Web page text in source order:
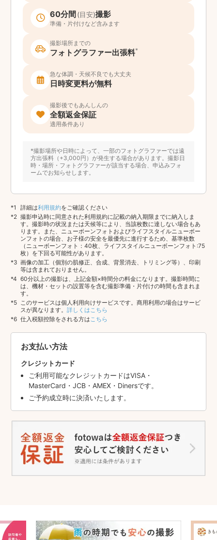
60分間 (目安)撮影
準備・片付けなど含みます
撮影場所までの
フォトグラファー出張料*
急な体調・天候不良でも大丈夫
日時変更料が無料
撮影後でもあんしんの
全額返金保証
適用条件あり
*撮影場所や日時によって、一部のフォトグラファーでは遠
方出張料（+3,000円）が発生する場合があります。撮影日
時・場所・フォトグラファーが該当する場合、申込みフォ
ームでお知らせします。
詳細は利用規約をご確認ください
撮影申込時に同意された利用規約に記載の納入期限までに納入しま
す。撮影時の状況または天候等により、当該枚数に達しない場合もあ
ります。また、ニューボーンフォトおよびライフスタイルニューボー
ンフォトの場合、お子様の安全を最優先に進行するため、基準枚数
（ニューボーンフォト：40枚、ライフスタイルニューボーンフォト:75
枚）を下回る可能性があります。
画像の加工（個別の肌修正、合成、背景消去、トリミング等）、印刷
等は含まれておりません。
60分以上の撮影は、上記金額×時間分の料金になります。撮影時間に
は、機材・セットの設置等を含む撮影準備・片付けの時間も含まれま
す。
このサービスは個人利用向けサービスです。商用利用の場合はサービ
スが異なります。詳しくはこちら
仕入税額控除をされる方は こちら
お支払い方法
クレジットカード
ご利用可能なクレジットカードはVISA・
MasterCard・JCB・AMEX・Dinersです。
ご予約成立時に決済いたします。